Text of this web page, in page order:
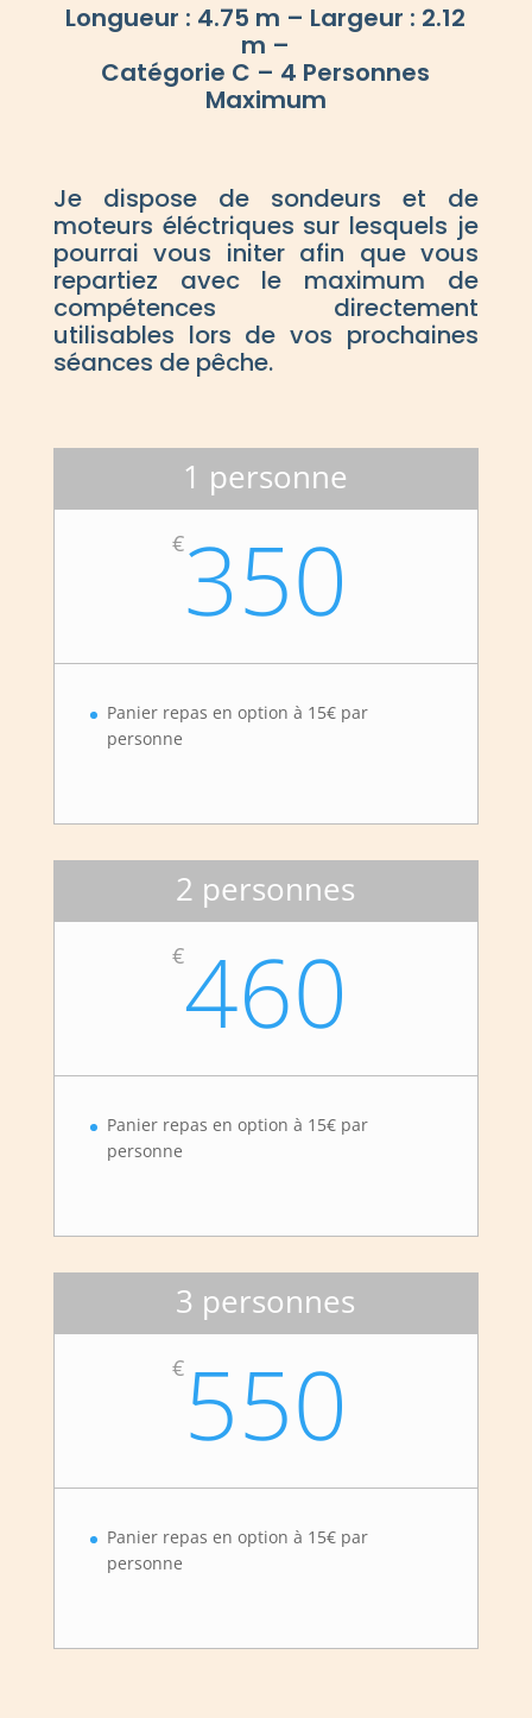
Longueur : 4.75 m – Largeur : 2.12
m –
Catégorie C – 4 Personnes
Maximum
Je dispose de sondeurs et de
moteurs éléctriques sur lesquels je
pourrai vous initer afin que vous
repartiez avec le maximum de
compétences directement
utilisables lors de vos prochaines
séances de pêche.
1 personne
€350
Panier repas en option à 15€ par
personne
2 personnes
€460
Panier repas en option à 15€ par
personne
3 personnes
€550
Panier repas en option à 15€ par
personne